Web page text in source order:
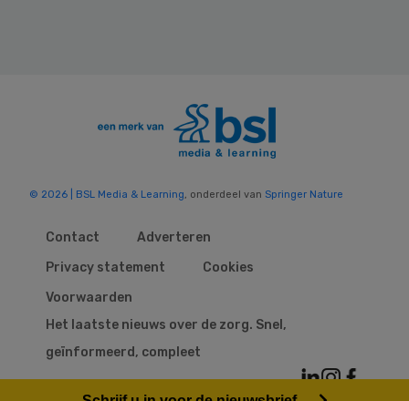
© 2026 | BSL Media & Learning , onderdeel van Springer Nature
Contact
Adverteren
Privacy statement
Cookies
Voorwaarden
Het laatste nieuws over de zorg. Snel,
geïnformeerd, compleet